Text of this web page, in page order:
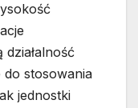
stosowania
jednostki